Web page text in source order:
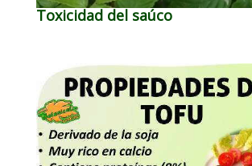
Toxicidad del saúco